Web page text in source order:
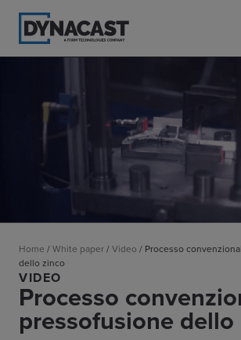
Home /White paper/Video / Processo
dello zinco
VIDEO
Processo
pressofusione dello